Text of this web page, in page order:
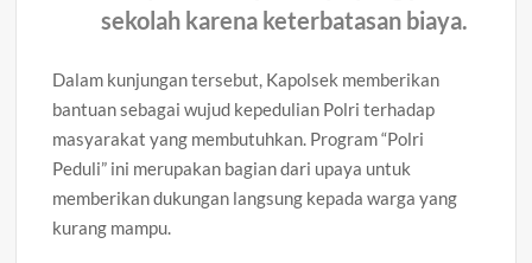
sekolah karena keterbatasan biaya.
Dalam kunjungan tersebut, Kapolsek memberikan
bantuan sebagai wujud kepedulian Polri terhadap
masyarakat yang membutuhkan. Program “Polri
Peduli” ini merupakan bagian dari upaya untuk
memberikan dukungan langsung kepada warga yang
kurang mampu.